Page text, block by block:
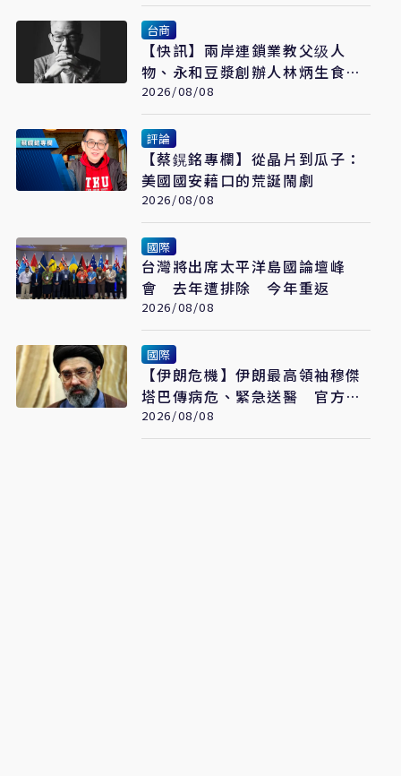
台商
【快訊】兩岸連鎖業教父级人
物、永和豆漿創辦人林炳生食道
癌病逝 享年70歲
2026/08/08
評論
【蔡鎤銘專欄】從晶片到瓜子：
美國國安藉口的荒誕鬧劇
2026/08/08
國際
台灣將出席太平洋島國論壇峰
會 去年遭排除 今年重返
2026/08/08
國際
【伊朗危機】伊朗最高領袖穆傑
塔巴傳病危、緊急送醫 官方未
證實
2026/08/08